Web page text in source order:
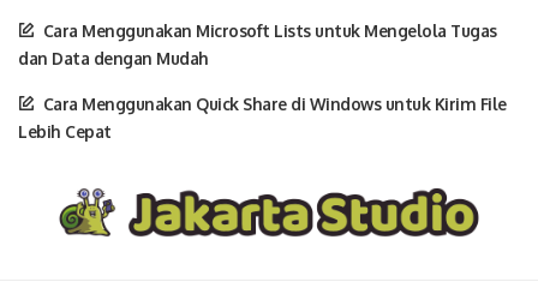
Cara Menggunakan Microsoft Lists untuk Mengelola Tugas
dan Data dengan Mudah
Cara Menggunakan Quick Share di Windows untuk Kirim File
Lebih Cepat